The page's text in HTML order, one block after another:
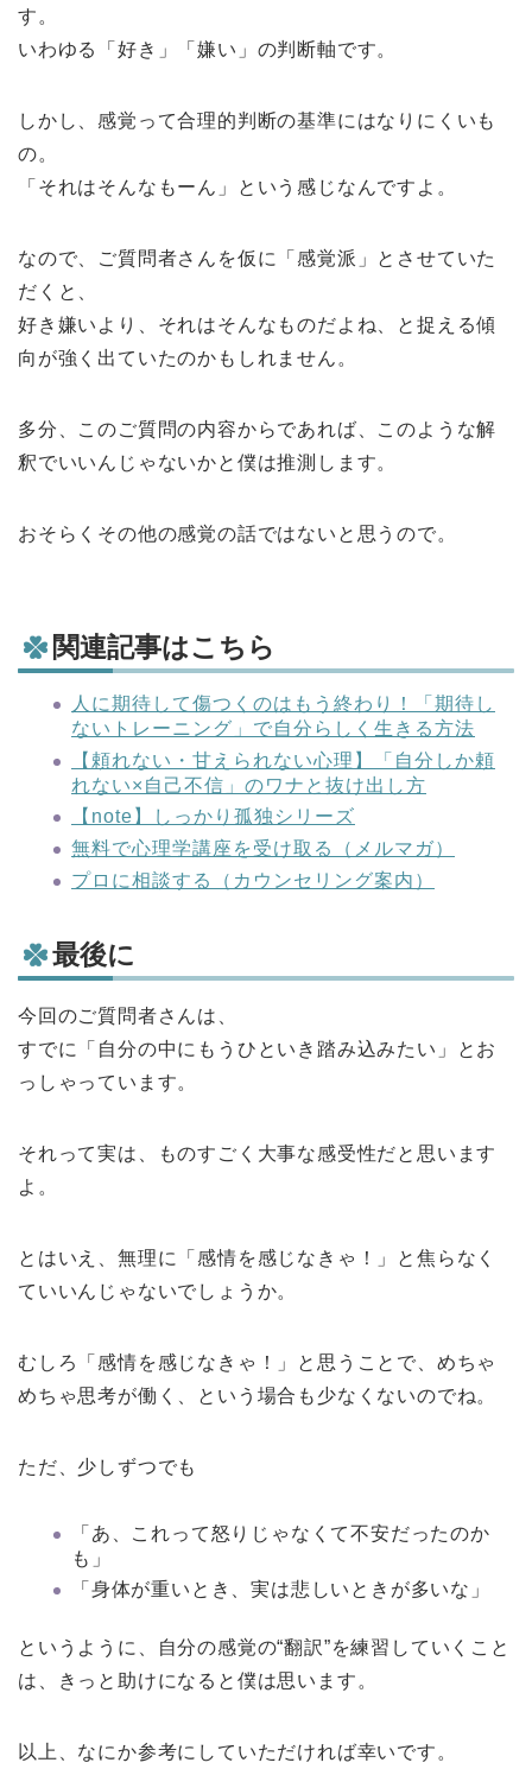
す。
いわゆる「好き」「嫌い」の判断軸です。
しかし、感覚って合理的判断の基準にはなりにくいも
の。
「それはそんなもーん」という感じなんですよ。
なので、ご質問者さんを仮に「感覚派」とさせていた
だくと、
好き嫌いより、それはそんなものだよね、と捉える傾
向が強く出ていたのかもしれません。
多分、このご質問の内容からであれば、このような解
釈でいいんじゃないかと僕は推測します。
おそらくその他の感覚の話ではないと思うので。
関連記事はこちら
人に期待して傷つくのはもう終わり！「期待し
ないトレーニング」で自分らしく生きる方法
【頼れない・甘えられない心理】「自分しか頼
れない×自己不信」のワナと抜け出し方
【note】しっかり孤独シリーズ
無料で心理学講座を受け取る（メルマガ）
プロに相談する（カウンセリング案内）
最後に
今回のご質問者さんは、
すでに「自分の中にもうひといき踏み込みたい」とお
っしゃっています。
それって実は、ものすごく大事な感受性だと思います
よ。
とはいえ、無理に「感情を感じなきゃ！」と焦らなく
ていいんじゃないでしょうか。
むしろ「感情を感じなきゃ！」と思うことで、めちゃ
めちゃ思考が働く、という場合も少なくないのでね。
ただ、少しずつでも
「あ、これって怒りじゃなくて不安だったのか
も」
「身体が重いとき、実は悲しいときが多いな」
というように、自分の感覚の“翻訳”を練習していくこと
は、きっと助けになると僕は思います。
以上、なにか参考にしていただければ幸いです。